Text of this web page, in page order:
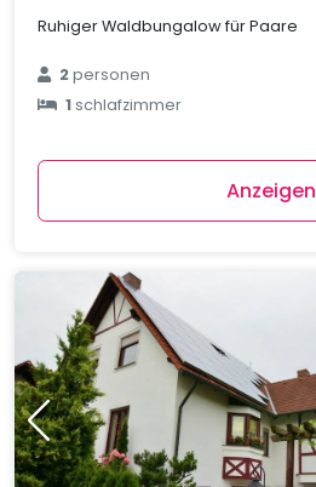
Ruhiger Waldbungalow für Paare
2personen
1schlafzimmer
Anzeigen